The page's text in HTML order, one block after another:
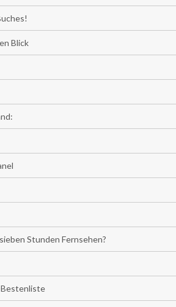
Blick
Stunden Fernsehen?